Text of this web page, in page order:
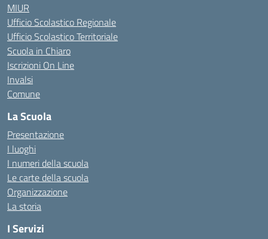
MIUR
Ufficio Scolastico Regionale
Ufficio Scolastico Territoriale
Scuola in Chiaro
Iscrizioni On Line
Invalsi
Comune
La Scuola
Presentazione
I luoghi
I numeri della scuola
Le carte della scuola
Organizzazione
La storia
I Servizi